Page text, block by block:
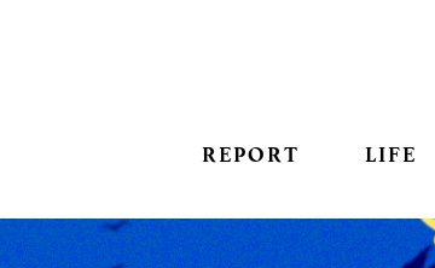
REPORT LIFE